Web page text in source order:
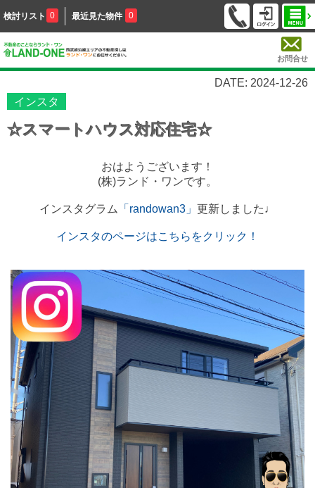
検討リスト 0 最近見た物件 0
お問合せ
DATE: 2024-12-26
インスタ
☆スマートハウス対応住宅☆
おはようございます！
(株)ランド・ワンです。
インスタグラム 「randowan3」 更新しました♩
インスタのページはこちらをクリック！